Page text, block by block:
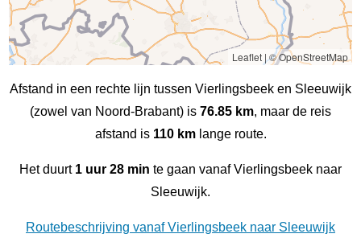
Leaflet|© OpenStreetMap
Afstand in een rechte lijn tussen Vierlingsbeek en Sleeuwijk
(zowel van Noord-Brabant) is 76.85 km, maar de reis
afstand is 110 kmlange route.
Het duurt 1 uur 28 min te gaan vanaf Vierlingsbeek naar
Sleeuwijk.
Routebeschrijving vanaf Vierlingsbeek naar Sleeuwijk